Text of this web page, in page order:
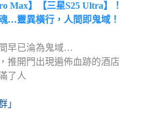
Max】【三星S25 Ultra】！
…靈異橫行，人間即鬼域！
早已淪為鬼域…
推開門出現遍佈血跡的酒店
了人
」